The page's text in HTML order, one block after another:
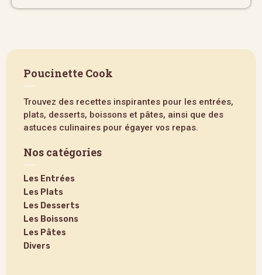
Poucinette Cook
Trouvez des recettes inspirantes pour les entrées,
plats, desserts, boissons et pâtes, ainsi que des
astuces culinaires pour égayer vos repas.
Nos catégories
Les Entrées
Les Plats
Les Desserts
Les Boissons
Les Pâtes
Divers